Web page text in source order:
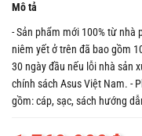
Mô tả
- Sản phẩm mới 100% từ nhà
niêm yết ở trên đã bao gồm
30 ngày đầu nếu lỗi nhà sản
chính sách Asus Việt Nam. -
gồm: cáp, sạc, sách hướng